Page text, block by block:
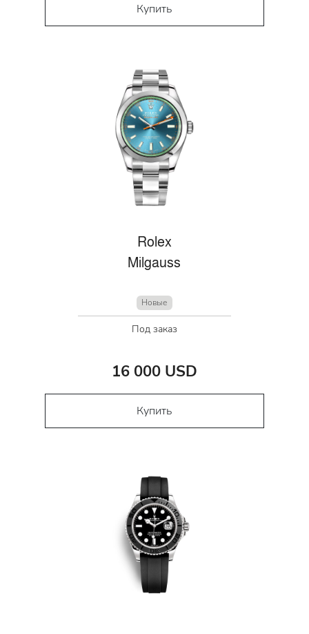
Купить
Rolex
Milgauss
Новые
Под заказ
16 000 USD
Купить